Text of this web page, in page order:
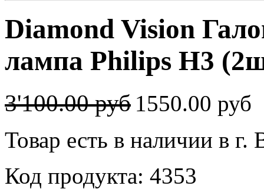
Diamond Vision
лампа Philips H3
3'100.00 руб 1550.00 руб
Товар есть в наличии в г.
Код продукта: 4353